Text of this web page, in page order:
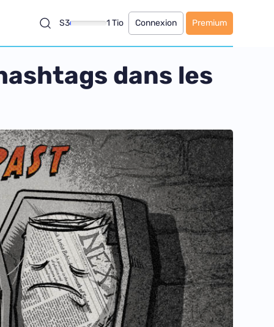
S3 1 Tio Connexion Premium
dans les